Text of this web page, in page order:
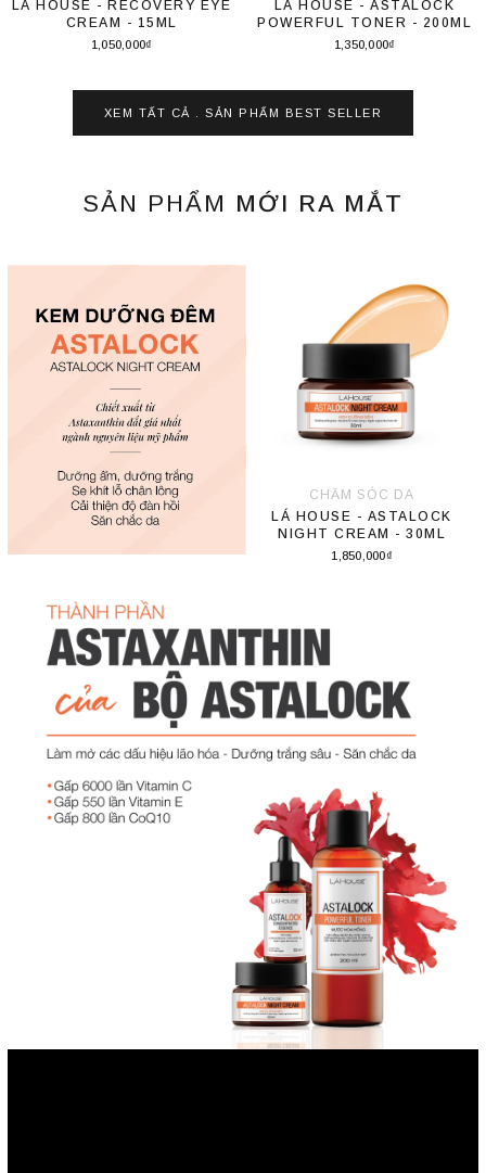
LÁ HOUSE - RECOVERY EYE
CREAM - 15ML
1,050,000₫
LÁ HOUSE - ASTALOCK
POWERFUL TONER - 200ML
1,350,000₫
XEM TẤT CẢ . SẢN PHẨM BEST SELLER
SẢN PHẨM MỚI RA MẮT
CHĂM SÓC DA
LÁ HOUSE - ASTALOCK
NIGHT CREAM - 30ML
1,850,000₫